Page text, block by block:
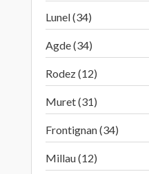
Lunel (34)
Agde (34)
Rodez (12)
Muret (31)
Frontignan (34)
Millau (12)